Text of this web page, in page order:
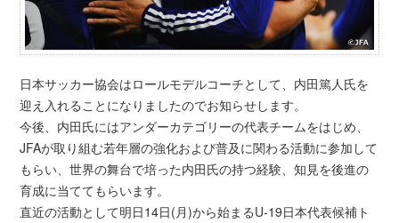
日本サッカー協会はロールモデルコーチとして、内田篤人氏を
迎え入れることになりましたのでお知らせします。
今後、内田氏にはアンダーカテゴリーの代表チームをはじめ、
JFAが取り組む若年層の強化および普及に関わる活動に参加して
もらい、世界の舞台で培った内田氏の持つ経験、知見を後進の
育成に当ててもらいます。
直近の活動として明日14日(月)から始まるU-19日本代表候補ト